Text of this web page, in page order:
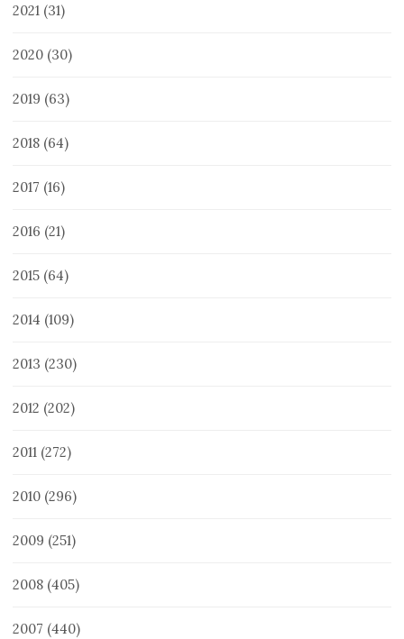
2021 (31)
2020 (30)
2019 (63)
2018 (64)
2017 (16)
2016 (21)
2015 (64)
2014 (109)
2013 (230)
2012 (202)
2011 (272)
2010 (296)
2009 (251)
2008 (405)
2007 (440)